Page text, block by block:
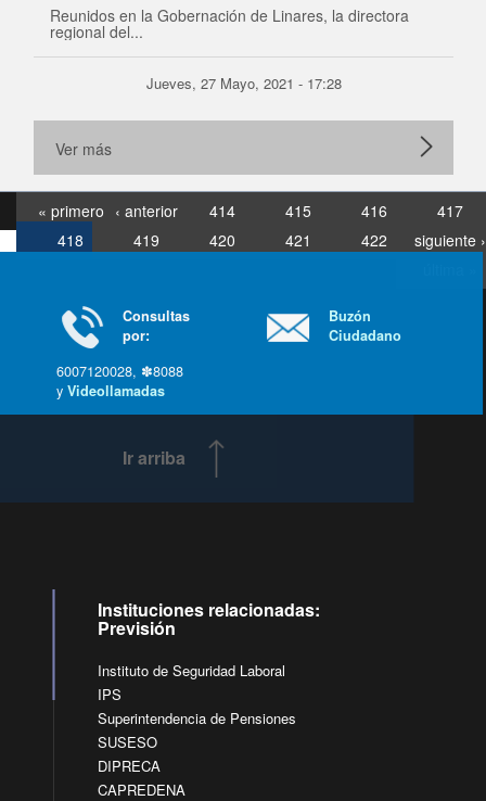
Reunidos en la Gobernación de Linares, la directora
regional del...
Jueves, 27 Mayo, 2021 - 17:28
Ver más
« primero ‹ anterior 414 415 416
417
418
419 420 421 422
siguiente ›
Consultas
por:
6007120028, ✽8088
yVideollamadas
Buzón
Ciudadano
Instituciones relacionadas:
Previsión
Instituto de Seguridad Laboral
IPS
Superintendencia de Pensiones
SUSESO
DIPRECA
CAPREDENA